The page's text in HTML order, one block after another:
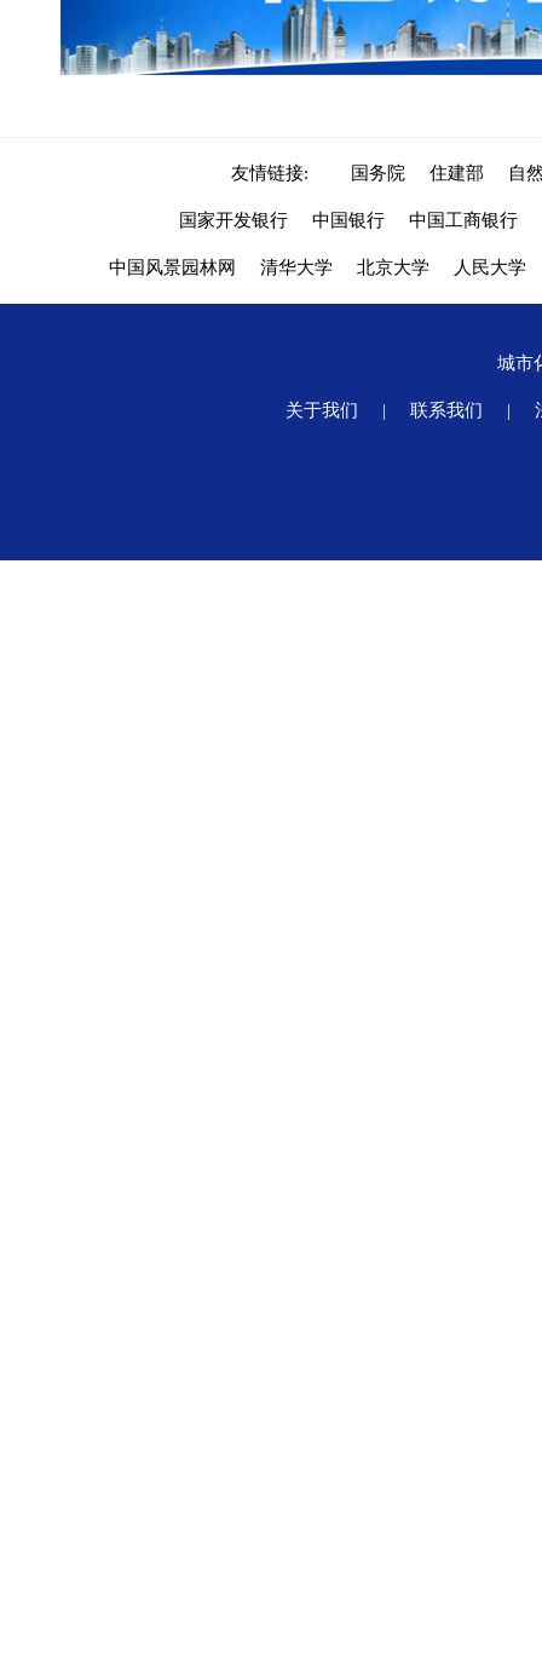
友情链接: 国务院 住建部 自
国家开发银行 中国银行 中国工商银行
中国风景园林网 清华大学 北京大学 人民大学
城市
关于我们 | 联系我们 |